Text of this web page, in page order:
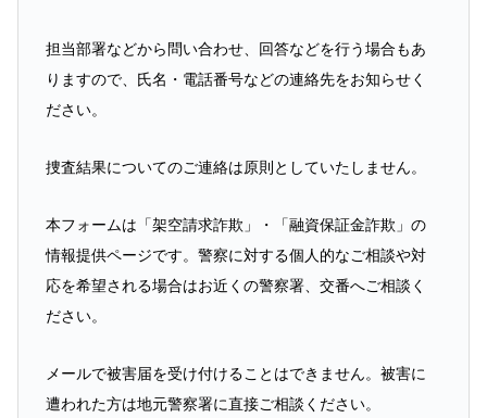
担当部署などから問い合わせ、回答などを行う場合もあ
りますので、氏名・電話番号などの連絡先をお知らせく
ださい。
捜査結果についてのご連絡は原則としていたしません。
本フォームは「架空請求詐欺」・「融資保証金詐欺」の
情報提供ページです。警察に対する個人的なご相談や対
応を希望される場合はお近くの警察署、交番へご相談く
ださい。
メールで被害届を受け付けることはできません。被害に
遭われた方は地元警察署に直接ご相談ください。